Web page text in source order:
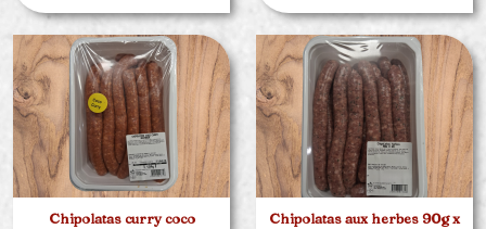
Chipolatas curry coco
Chipolatas aux herbes 90g x